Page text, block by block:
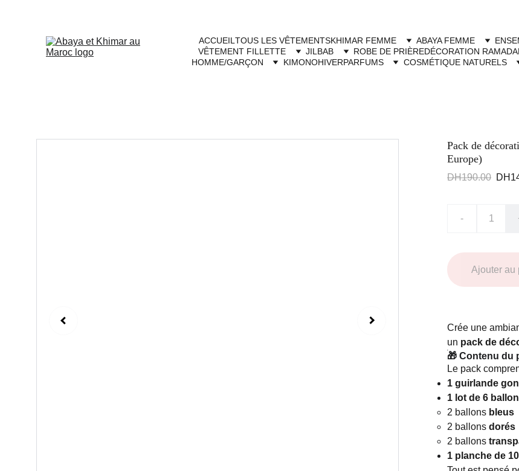
ACCUEIL TOUS LES VÊTEMENTSKHIMAR FEMME ABAYA FEMME
VÊTEMENT FILLETTE
JILBAB ROBE DE PRIÈREDÉCORATION
HOMME/GARÇON
KIMONOHIVERPARFUMS COSMÉTIQUE NATURELS
Pack de
Europe)
DH190.00
-
Ajouter au
Crée une
un pack de
🎁 Contenu du
Le pack
1 guirlande
1 lot de 6
2 ballons bleus
2 ballons dorés
2 ballons
1 planche de